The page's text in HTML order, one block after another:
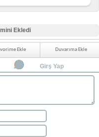
Ekledi
Ekle Duvarıma Ekle
Girş Yap